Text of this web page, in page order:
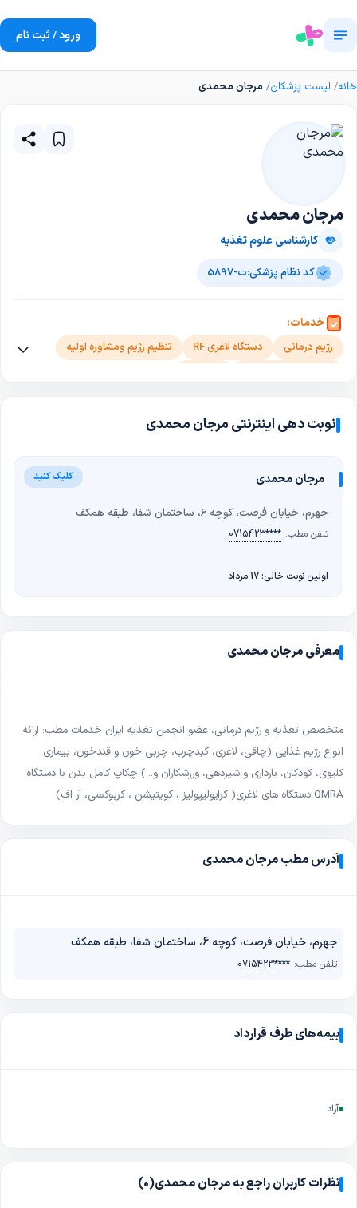
ورود / ثبت نام
خانه لیست پزشکان مرجان محمدی
مرجان محمدی
کارشناسی علوم تغذیه
کد نظام پزشکی:ت-5897
خدمات:
رژیم درمانی دستگاه لاغری RF
تنظیم رژیم ومشاوره اولیه
برنامه های تخصصی تغذیه قبل و بعد از جراحی چاقی
رژیم درمانی تخصصی کبد چرب
رژیم درمانی تخصصی بیماران دیابتی
برنامه های تخصصی تغذیه بیماران گاواژ (تغذیه با لوله)
برنامه های تخصصی تغذیه ورزشکاران
دستگاه های کمک لاغری کویتیشن(Cavitation)
برنامه غذایی برای بدنسازی و حجم گرفتن
رژیم برای بیماران کبدی (کبد چرب، سیروز)
رژیم بیماران قلبی و عروقی
رژیم بیماران گوارشی (رفلاکس معده، سندرم روده تحریک‌پذیر، کولیت)
کاهش وزن و تناسب اندام
نوبت دهی اینترنتی مرجان محمدی
مرجان محمدی
جهرم، خیابان فرصت، کوچه 6، ساختمان شفا، طبقه همکف
تلفن مطب: 0715423****
اولین نوبت خالی: 17 مرداد
معرفی مرجان محمدی
متخصص تغذیه و رژیم درمانی، عضو انجمن تغذیه ایران خدمات مطب: ارائه
انواع رژیم غذایی (چاقی، لاغری، کبدچرب، چربی خون و قندخون، بیماری
کلیوی، کودکان، بارداری و شیردهی، ورزشکاران و...) چکاپ کامل بدن با دستگاه
QMRA دستگاه های لاغری( کرایولیپولیز ، کویتیشن ، کربوکسی، آر اف)
آدرس مطب مرجان محمدی
جهرم، خیابان فرصت، کوچه 6، ساختمان شفا، طبقه همکف
تلفن مطب: 0715423****
بیمه‌های طرف قرارداد
آزاد
نظرات کاربران راجع به مرجان محمدی(0)